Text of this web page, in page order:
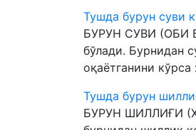
Тушда бурун суви
БУРУН СУВИ (ОБИ
бўлади. Бурнидан
оқаётганини
Тушда бурун
БУРУН ШИЛЛИҒИ